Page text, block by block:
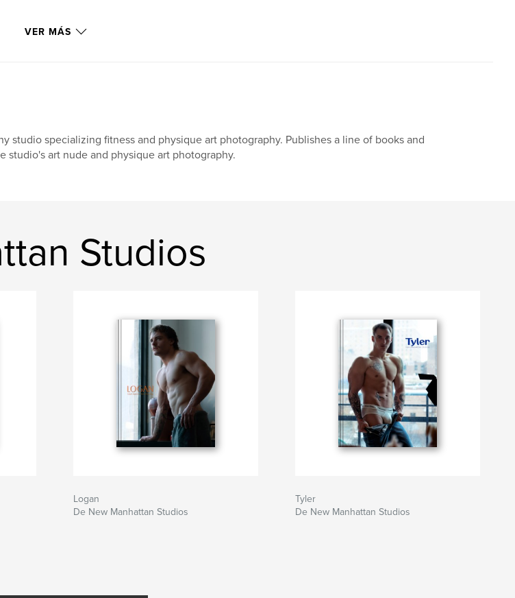
VER MÁS
studio specializing fitness and physique art photography. Publishes a line of books and
studio's art nude and physique art photography.
Studios
Logan
De New Manhattan Studios
Tyler
De New Manhattan Studios